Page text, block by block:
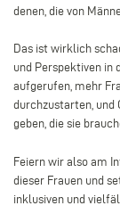
denen, die von
Das ist wirklich
und Perspektiven in
aufgerufen, mehr
durchzustarten, und
geben, die sie
Feiern wir also am
dieser Frauen und
inklusiven und